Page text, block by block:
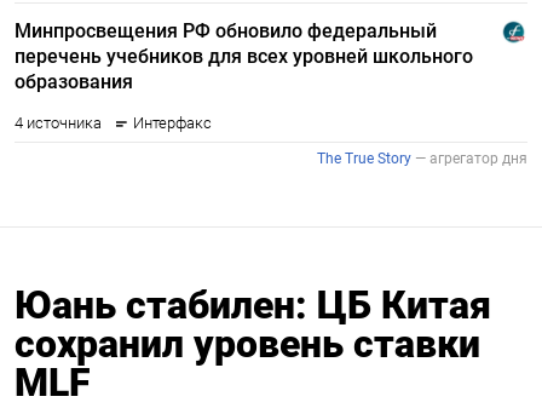
Юань стабилен: ЦБ Китая
сохранил уровень ставки
MLF